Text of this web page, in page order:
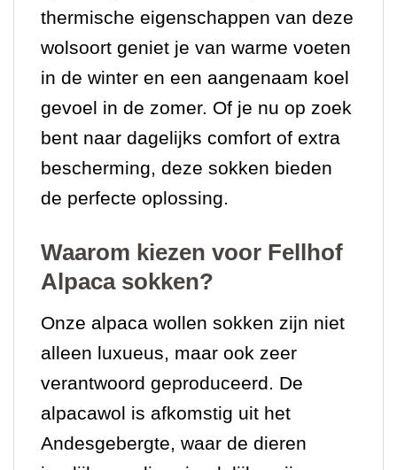
thermische eigenschappen van deze
wolsoort geniet je van warme voeten
in de winter en een aangenaam koel
gevoel in de zomer. Of je nu op zoek
bent naar dagelijks comfort of extra
bescherming, deze sokken bieden
de perfecte oplossing.
Waarom kiezen voor Fellhof
Alpaca sokken?
Onze alpaca wollen sokken zijn niet
alleen luxueus, maar ook zeer
verantwoord geproduceerd. De
alpacawol is afkomstig uit het
Andesgebergte, waar de dieren